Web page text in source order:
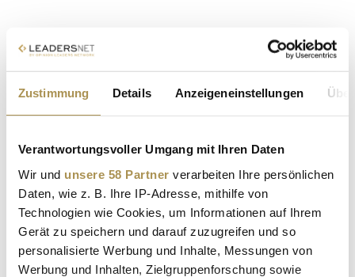
Zustimmung Details Anzeigeneinstellungen
Verantwortungsvoller Umgang mit Ihren Daten
Wir und unsere 58 Partner verarbeiten Ihre persönlichen
Daten, wie z. B. Ihre IP-Adresse, mithilfe von
Technologien wie Cookies, um Informationen auf Ihrem
Gerät zu speichern und darauf zuzugreifen und so
personalisierte Werbung und Inhalte, Messungen von
Werbung und Inhalten, Zielgruppenforschung sowie